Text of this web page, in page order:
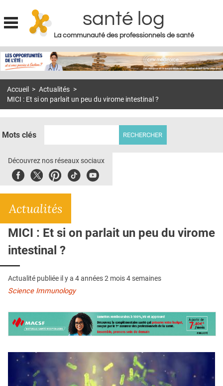
Jump to navigation
santé log
La communauté des professionnels de santé
MON COMPTE
S'ABONNER À LA REVUE SOIN À DOMICILE
DOSSIERS
E-REVUE SAD
L'APP
QUI SOMMES-NOUS ?
PUBLICITÉ
CONDITIONS GÉNÉRALES
CONTACT
Accueil > Actualités >
MICI : Et si on parlait un peu du virome intestinal ?
Mots clés
Découvrez nos réseaux sociaux
FacebookTwitterPinterest
TiktokYoubute
Actualités
MICI : Et si on parlait un peu du virome
intestinal ?
Actualité publiée il y a 4 années 2 mois 4 semaines
Science Immunology